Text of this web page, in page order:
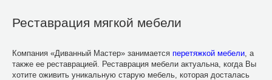
Реставрация мягкой мебели
Компания «Диванный Мастер» занимается перетяжкой мебели, а
также ее реставрацией. Реставрация мебели актуальна, когда Вы
хотите оживить уникальную старую мебель, которая досталась